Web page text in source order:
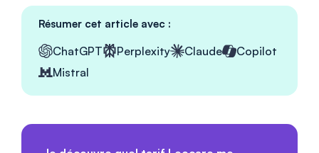
Résumer cet article avec :
ChatGPT Perplexity Claude
Copilot
Mistral